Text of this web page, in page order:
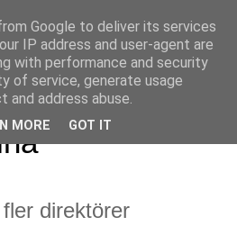
- för ett
direktörer
Google to deliver its services
IP address and user-agent are
with performance and security
of service, generate usage
address abuse.
MORE GOT IT